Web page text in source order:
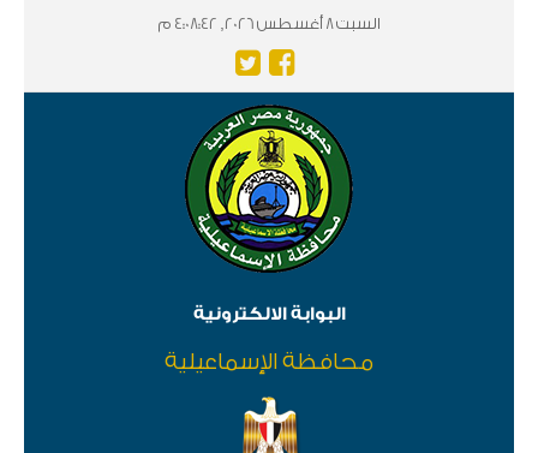
السبت 8 أغسطس 2026, 4:08:42 م
البوابة الالكترونية
محافظة الإسماعيلية